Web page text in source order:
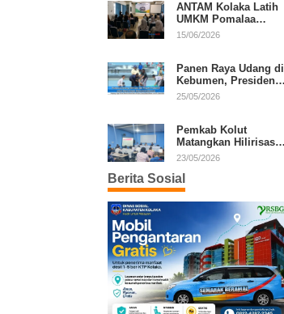
ANTAM Kolaka Latih
UMKM Pomalaa
Kembangkan Produk
15/06/2026
Panen Raya Udang di
Kebumen, Presiden
Prabowo Tekankan
25/05/2026
Pemkab Kolut
Matangkan Hilirisasi
Kakao dan Kelapa,
Daerah
23/05/2026
Berita Sosial